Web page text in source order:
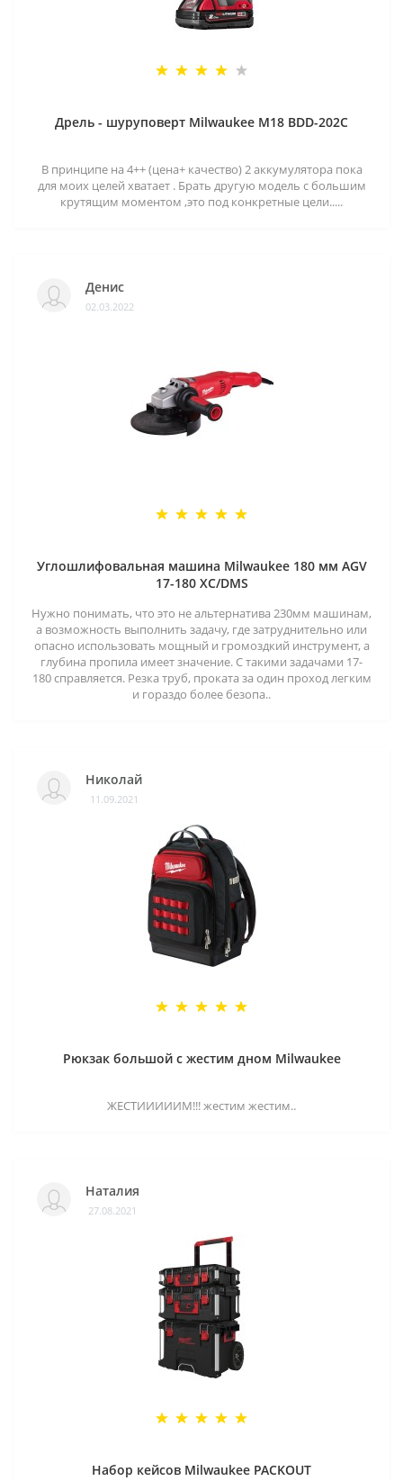
Дрель - шуруповерт Milwaukee M18 BDD-202C
В принципе на 4++ (цена+ качество) 2 аккумулятора пока
для моих целей хватает . Брать другую модель с большим
крутящим моментом ,это под конкретные цели.....
Денис
02.03.2022
Углошлифовальная машина Milwaukee 180 мм AGV
17-180 XC/DMS
Нужно понимать, что это не альтернатива 230мм машинам,
а возможность выполнить задачу, где затруднительно или
опасно использовать мощный и громоздкий инструмент, а
глубина пропила имеет значение. С такими задачами 17-
180 справляется. Резка труб, проката за один проход легким
и гораздо более безопа..
Николай
11.09.2021
Рюкзак большой с жестим дном Milwaukee
ЖЕСТИИИИИМ!!! жестим жестим..
Наталия
27.08.2021
Набор кейсов Milwaukee PACKOUT